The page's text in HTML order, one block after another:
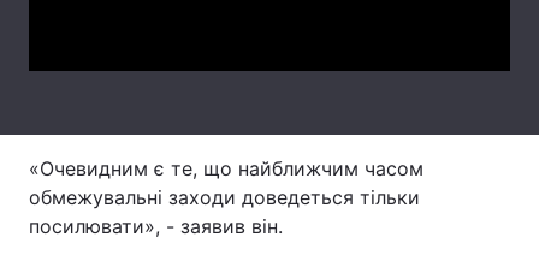
«Очевидним є те, що найближчим часом
обмежувальні заходи доведеться тільки
посилювати», - заявив він.